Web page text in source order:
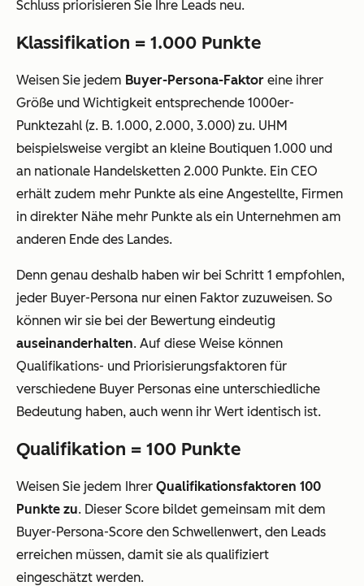
Schluss priorisieren Sie Ihre Leads neu.
Klassifikation = 1.000 Punkte
Weisen Sie jedem Buyer-Persona-Faktor eine ihrer
Größe und Wichtigkeit entsprechende 1000er-
Punktezahl (z. B. 1.000, 2.000, 3.000) zu. UHM
beispielsweise vergibt an kleine Boutiquen 1.000 und
an nationale Handelsketten 2.000 Punkte. Ein CEO
erhält zudem mehr Punkte als eine Angestellte, Firmen
in direkter Nähe mehr Punkte als ein Unternehmen am
anderen Ende des Landes.
Denn genau deshalb haben wir bei Schritt 1 empfohlen,
jeder Buyer-Persona nur einen Faktor zuzuweisen. So
können wir sie bei der Bewertung eindeutig
auseinanderhalten. Auf diese Weise können
Qualifikations- und Priorisierungsfaktoren für
verschiedene Buyer Personas eine unterschiedliche
Bedeutung haben, auch wenn ihr Wert identisch ist.
Qualifikation = 100 Punkte
Weisen Sie jedem Ihrer Qualifikationsfaktoren 100
Punkte zu. Dieser Score bildet gemeinsam mit dem
Buyer-Persona-Score den Schwellenwert, den Leads
erreichen müssen, damit sie als qualifiziert
eingeschätzt werden.